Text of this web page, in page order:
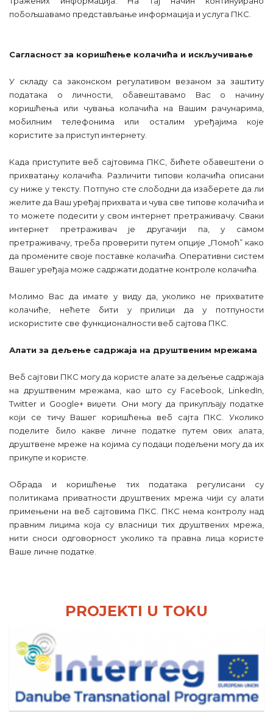
побољшавамо представљање информација и услуга ПКС.
Сагласност за коришћење колачића и искључивање
У складу са законском регулативом везаном за заштиту
података о личности, обавештавамо Вас о начину
коришћења или чувања колачића на Вашим рачунарима,
мобилним телефонима или осталим уређајима које
користите за приступ интернету.
Када приступите веб сајтовима ПКС, бићете обавештени о
прихватању колачића. Различити типови колачића описани
су ниже у тексту. Потпуно сте слободни да изаберете да ли
желите да Ваш уређај прихвата и чува све типове колачића и
то можете подесити у свом интернет претраживачу. Сваки
интернет претраживач је другачији па, у самом
претраживачу, треба проверити путем опције „Помоћ” како
да промените своје поставке колачића. Оперативни систем
Вашег уређаја може садржати додатне контроле колачића.
Молимо Вас да имате у виду да, уколико не прихватите
колачиће, нећете бити у прилици да у потпуности
искористите све функционалности веб сајтова ПКС.
Алати за дељење садржаја на друштвеним мрежама
Веб сајтови ПКС могу да користе алате за дељење садржаја
на друштвеним мрежама, као што су Facebook, LinkedIn,
Twitter и Google+виџети. Они могу да прикупљају податке
који се тичу Вашег коришћења веб сајта ПКС. Уколико
поделите било какве личне податке путем ових алата,
друштвене мреже на којима су подаци подељени могу да их
прикупе и користе.
Обрада и коришћење тих
података регулисани су
политикама приватности друштвених мрежа чији су алати
примењени на веб сајтовима ПКС. ПКС нема контролу над
правним лицима која су власници тих друштвених мрежа,
нити сноси одговорност уколико та правна лица користе
Ваше личне податке.
PROJEKTI U TOKU